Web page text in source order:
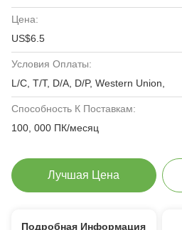
Цена:
US$6.5
Условия Оплаты:
L/C, T/T, D/A, D/P, Western Union,
Способность К Поставкам:
100, 000 ПК/месяц
Лучшая Цена
Подробная Информация